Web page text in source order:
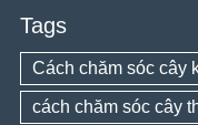
Tags
Cách chăm sóc cây
cách chăm sóc cây